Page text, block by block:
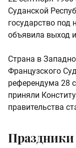
Суданской
государство под
объявила выход
Страна в
Французского
референдума 28
приняли
правительства
Праздники